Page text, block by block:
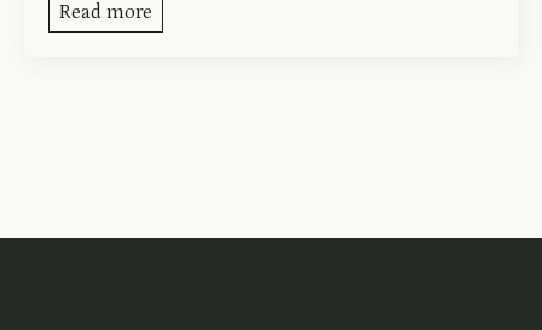
Read more